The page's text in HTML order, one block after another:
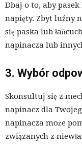
Dbaj o to, aby
napięty. Zbyt luźny
się paska lub
napinacza lub
3. Wybór
Skonsultuj się z
napinacz dla
napinacza może
związanych z